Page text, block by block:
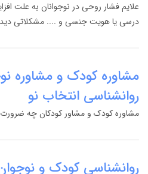
علایم فشار روحی در نوجوانان به علت
درسی یا هویت جنسی و .... مشکلاتی
مشاوره کودک و مشاوره
روانشناسی انتخاب نو
مشاوره کودک و مشاور کودکان چه ضرورت
روانشناسی کودک و